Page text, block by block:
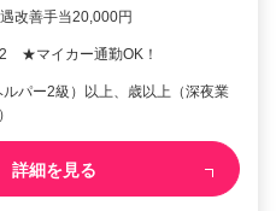
改善手当20,000円
★マイカー通勤OK！
パー2級）以上、歳以上（深夜業
詳細を見る